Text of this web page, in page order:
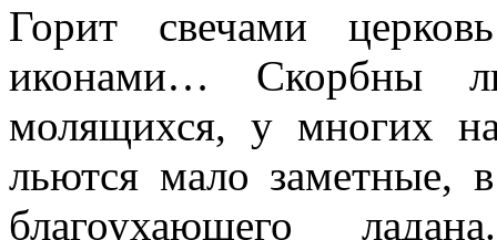
Горит свечами
иконами… Скорбны
молящихся, у многих
льются мало заметные,
благоухающего